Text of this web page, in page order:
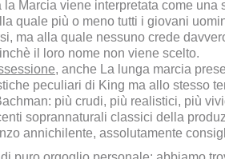
la Marcia viene interpretata come una
quale più o meno tutti i giovani
ma alla quale nessuno crede
il loro nome non viene scelto.
, anche La lunga marcia
peculiari di King ma allo stesso
più crudi, più realistici, più
soprannaturali classici della
annichilente, assolutamente